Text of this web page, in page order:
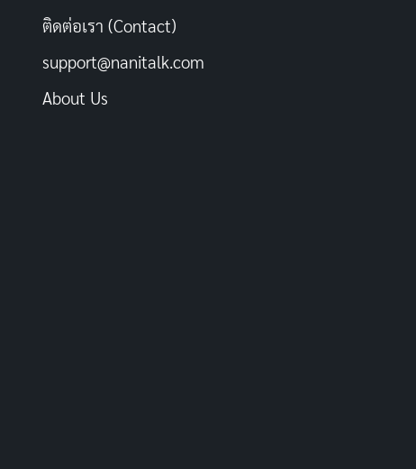
ติดต่อเรา (Contact)
support@nanitalk.com
About Us